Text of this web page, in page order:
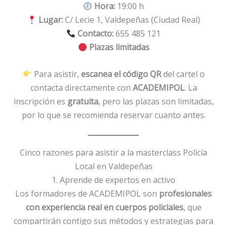
Hora: 19:00 h
Lugar:C/ Lecie 1, Valdepeñas (Ciudad Real)
Contacto:655 485 121
Plazas limitadas
Para asistir, escanea el código QRdel cartel o
contacta directamente con ACADEMIPOL. La
inscripción es gratuita, pero las plazas son limitadas,
por lo que se recomienda reservar cuanto antes.
Cinco razones para asistir a la masterclass Policía
Local en Valdepeñas
1. Aprende de expertos en activo
Los formadores de ACADEMIPOL son profesionales
con experiencia real en cuerpos policiales, que
compartirán contigo sus métodos y estrategias para